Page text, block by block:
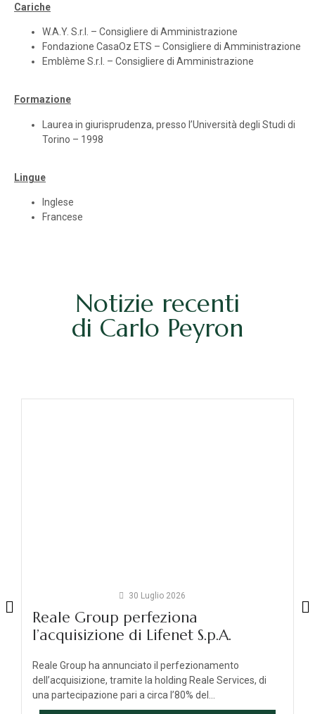
Cariche
W.A.Y. S.r.l. – Consigliere di Amministrazione
Fondazione CasaOz ETS – Consigliere di Amministrazione
Emblème S.r.l. – Consigliere di Amministrazione
Formazione
Laurea in giurisprudenza, presso l’Università degli Studi di
Torino – 1998
Lingue
Inglese
Francese
Notizie recenti
di Carlo Peyron
30 Luglio 2026
Reale Group perfeziona
l’acquisizione di Lifenet S.p.A.
Reale Group ha annunciato il perfezionamento
dell’acquisizione, tramite la holding Reale Services, di
una partecipazione pari a circa l’80% del...